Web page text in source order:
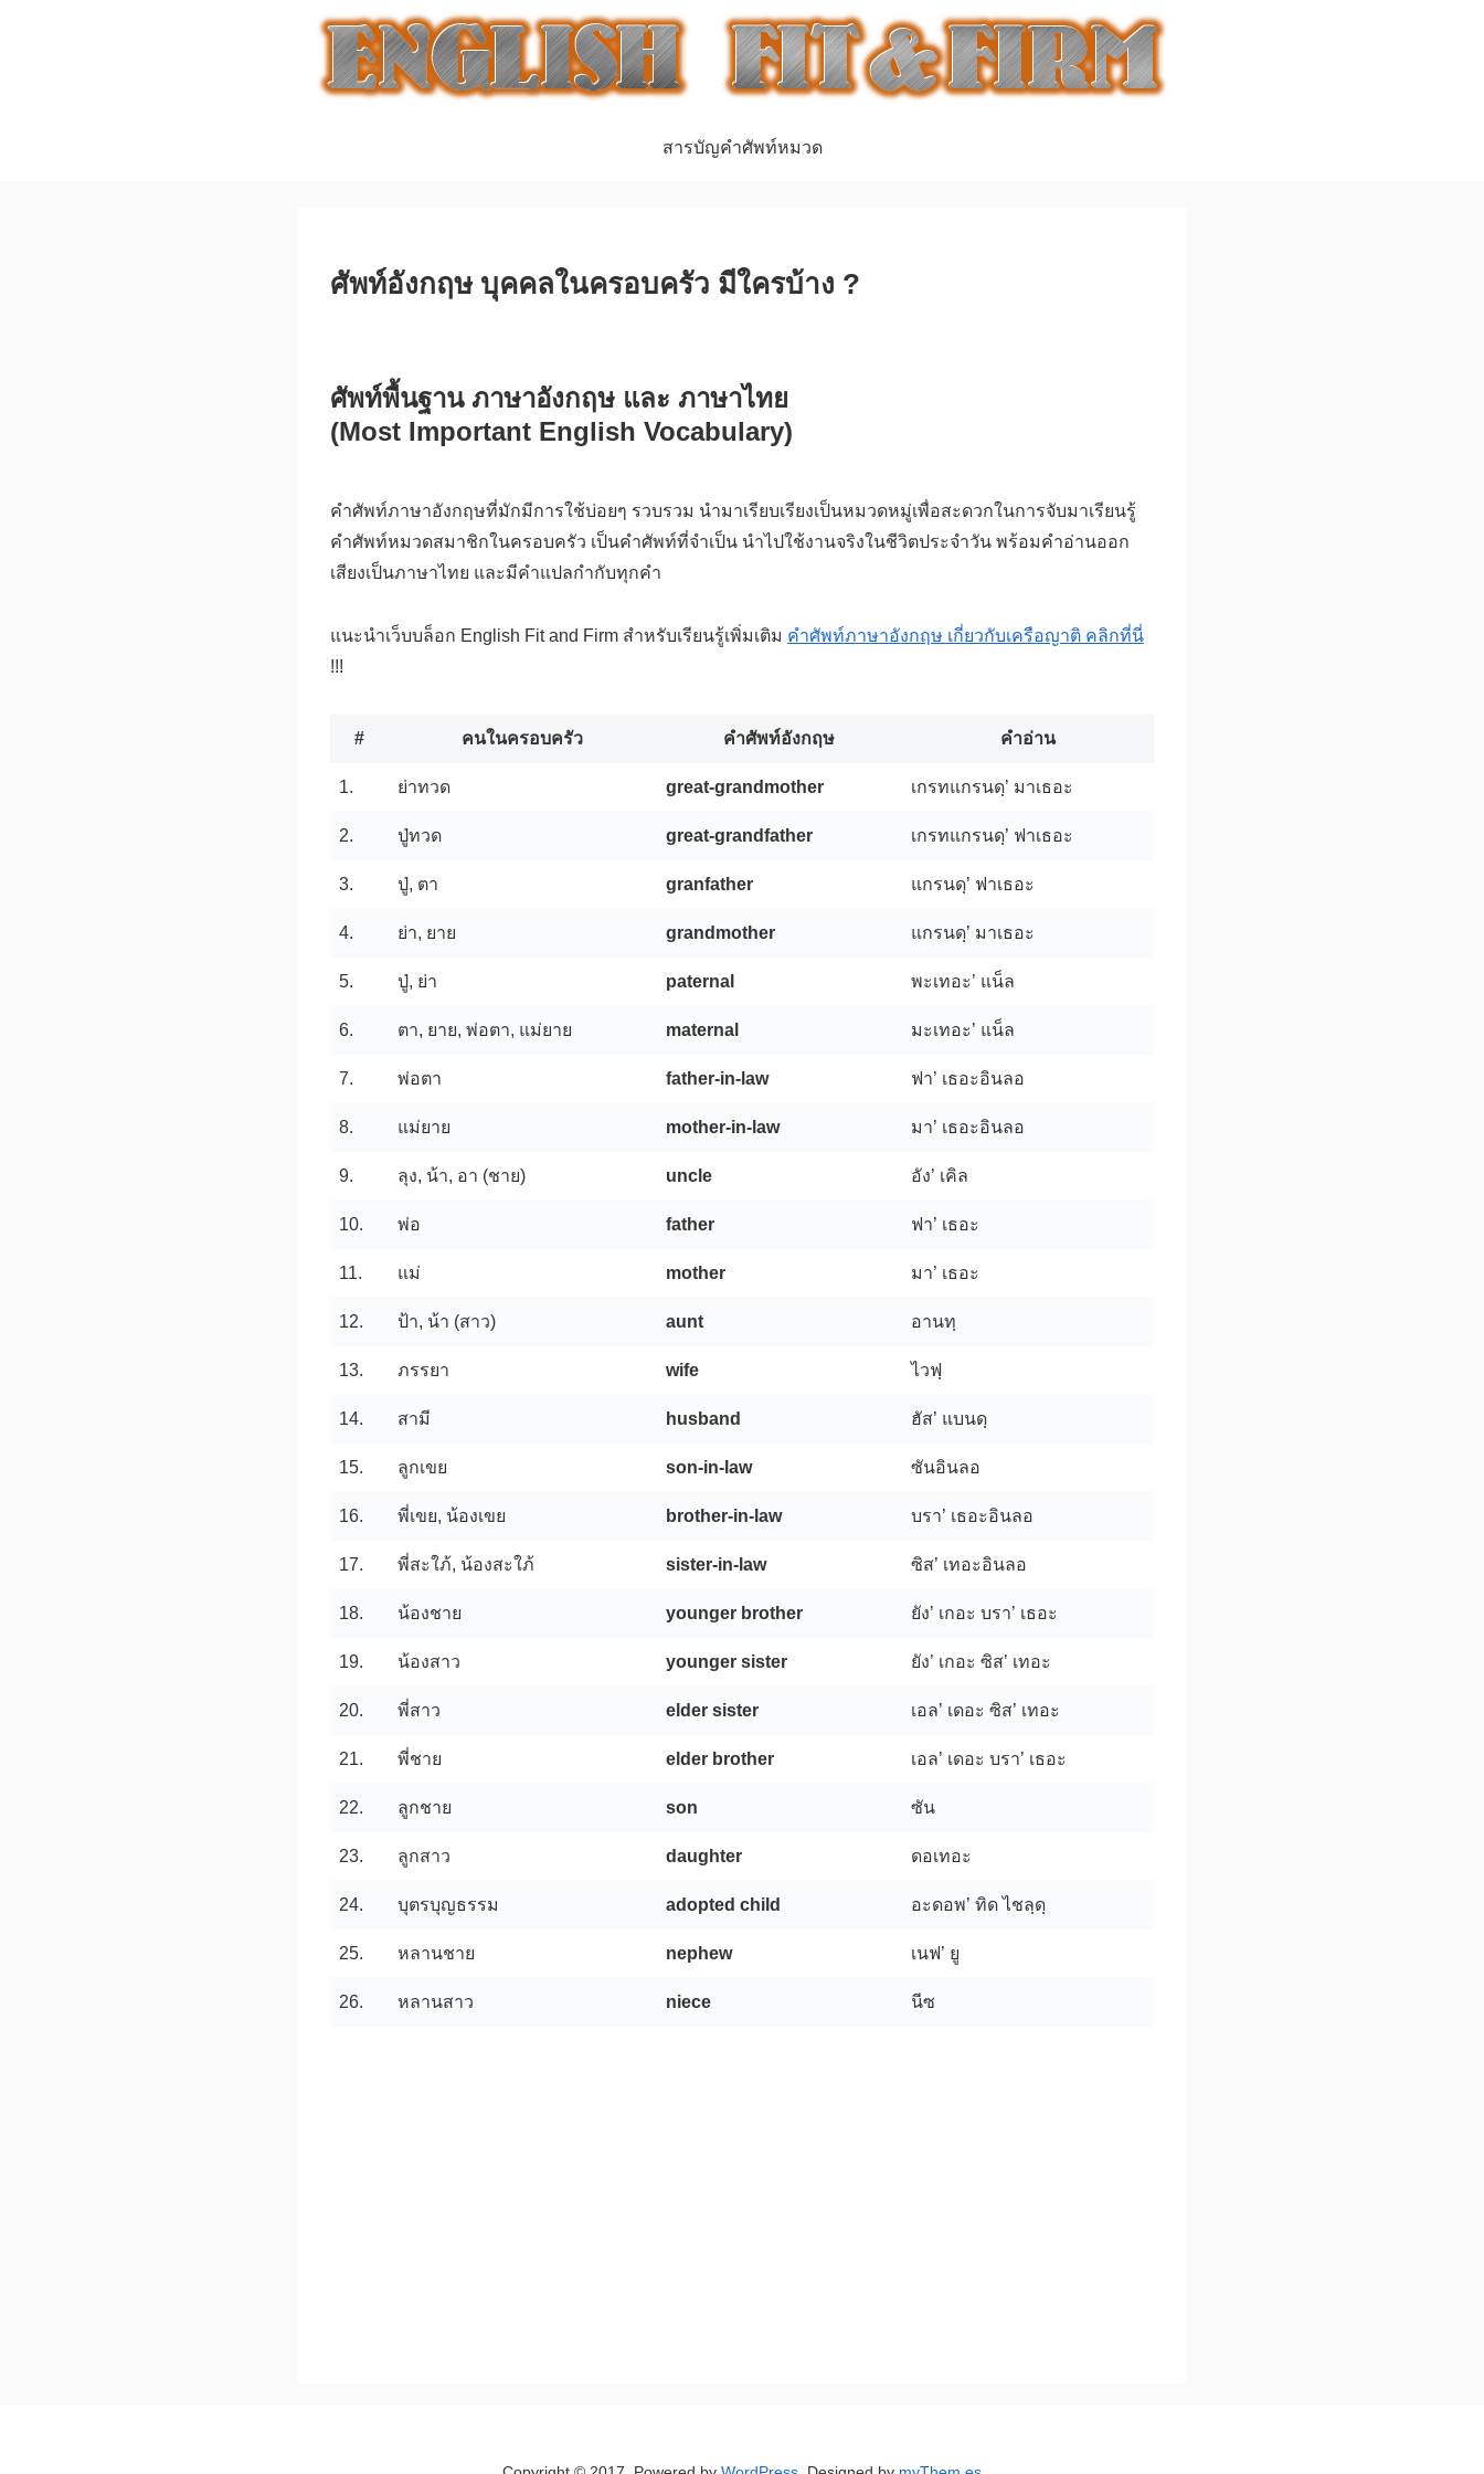
สารบัญคำศัพท์หมวด
ศัพท์อังกฤษ บุคคลในครอบครัว มีใครบ้าง ?
ศัพท์พื้นฐาน ภาษาอังกฤษ และ ภาษาไทย
(Most Important English Vocabulary)
คำศัพท์ภาษาอังกฤษที่มักมีการใช้บ่อยๆ รวบรวม นำมาเรียบเรียงเป็นหมวดหมู่เพื่อสะดวกในการจับมาเรียนรู้
คำศัพท์หมวดสมาชิกในครอบครัว เป็นคำศัพท์ที่จำเป็น นำไปใช้งานจริงในชีวิตประจำวัน พร้อมคำอ่านออก
เสียงเป็นภาษาไทย และมีคำแปลกำกับทุกคำ
แนะนำเว็บบล็อก English Fit and Firm สำหรับเรียนรู้เพิ่มเติม คำศัพท์ภาษาอังกฤษ เกี่ยวกับเครือญาติ คลิกที่นี่
!!!
# คนในครอบครัว คำศัพท์อังกฤษ คำอ่าน
1. ย่าทวด great-grandmother เกรทแกรนดฺ’ มาเธอะ
2. ปู่ทวด great-grandfather เกรทแกรนดฺ’ ฟาเธอะ
3. ปู่, ตา granfather แกรนดฺ’ ฟาเธอะ
4. ย่า, ยาย grandmother แกรนดฺ’ มาเธอะ
5. ปู่, ย่า paternal พะเทอะ’ แน็ล
6. ตา, ยาย, พ่อตา, แม่ยาย maternal มะเทอะ’ แน็ล
7. พ่อตา father-in-law ฟา’ เธอะอินลอ
8. แม่ยาย mother-in-law มา’ เธอะอินลอ
9. ลุง, น้า, อา (ชาย) uncle อัง’ เคิล
10. พ่อ father ฟา’ เธอะ
11. แม่ mother มา’ เธอะ
12. ป้า, น้า (สาว) aunt อานทฺ
13. ภรรยา wife ไวฟฺ
14. สามี husband ฮัส’ แบนดฺ
15. ลูกเขย son-in-law ซันอินลอ
16. พี่เขย, น้องเขย brother-in-law บรา’ เธอะอินลอ
17. พี่สะใภ้, น้องสะใภ้ sister-in-law ซิส’ เทอะอินลอ
18. น้องชาย younger brother ยัง’ เกอะ บรา’ เธอะ
19. น้องสาว younger sister ยัง’ เกอะ ซิส’ เทอะ
20. พี่สาว elder sister เอล’ เดอะ ซิส’ เทอะ
21. พี่ชาย elder brother เอล’ เดอะ บรา’ เธอะ
22. ลูกชาย son ซัน
23. ลูกสาว daughter ดอเทอะ
24. บุตรบุญธรรม adopted child อะดอพ’ ทิด ไชลฺดฺ
25. หลานชาย nephew เนฟ’ ยู
26. หลานสาว niece นีซ